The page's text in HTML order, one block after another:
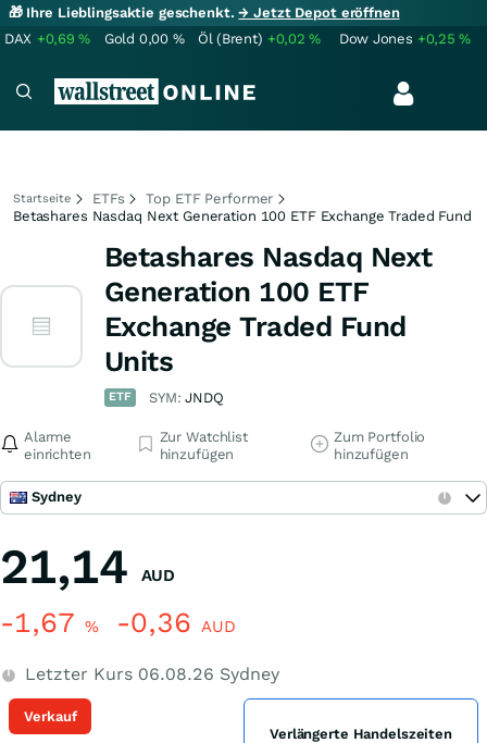
🎁 Ihre Lieblingsaktie geschenkt.→ Jetzt Depot eröffnen
DAX +0,69% Gold 0,00 % Öl (Brent) +0,02% Dow Jones +0,25%
Startseite ETFs
Top ETF Performer
Betashares Nasdaq Next Generation 100 ETF Exchange Traded Fund
Betashares Nasdaq Next
Generation 100 ETF
Exchange Traded Fund
Units
ETF SYM:JNDQ
Alarme
einrichten
Zur Watchlist
hinzufügen
Zum Portfolio
hinzufügen
Sydney
21,14 AUD
-1,67 % -0,36 AUD
Letzter Kurs 06.08.26 Sydney
Verkauf
Verlängerte Handelszeiten